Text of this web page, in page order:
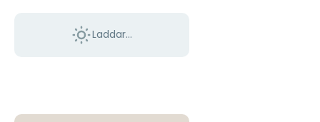
Laddar...